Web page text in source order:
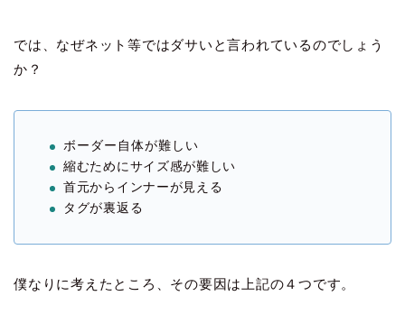
では、なぜネット等ではダサいと言われているのでしょう
か？
ボーダー自体が難しい
縮むためにサイズ感が難しい
首元からインナーが見える
タグが裏返る
僕なりに考えたところ、その要因は上記の４つです。